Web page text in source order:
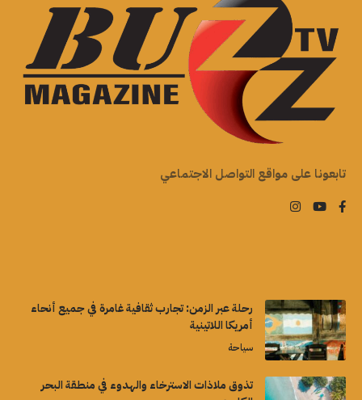
تابعونا على مواقع التواصل الاجتماعي
رحلة عبر الزمن: تجارب ثقافية غامرة في جميع أنحاء
أمريكا اللاتينية
سياحة
تذوق ملاذات الاسترخاء والهدوء في منطقة البحر